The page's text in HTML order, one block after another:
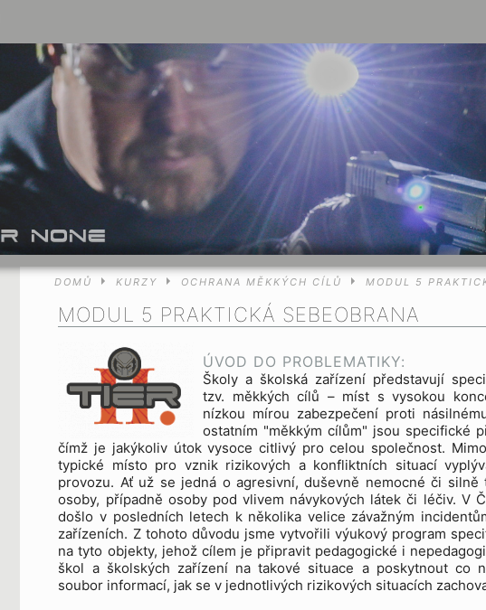
DOMŮ KURZY OCHRANA MĚKKÝCH CÍLŮ MODUL 5
MODUL 5 PRAKTICKÁ SEBEOBRANA
ÚVOD DO PROBLEMATIKY:
Školy a školská zařízení představují
tzv. měkkých cílů – míst s vysokou
nízkou mírou zabezpečení proti
ostatním "měkkým cílům" jsou specifické
čímž je jakýkoliv útok vysoce citlivý pro celou společnost.
typické místo pro vznik rizikových a konfliktních situací
provozu. Ať už se jedná o agresivní, duševně nemocné či silně
osoby, případně osoby pod vlivem návykových látek či léčiv. V
došlo v posledních letech k několika velice závažným
zařízeních. Z tohoto důvodu jsme vytvořili výukový program
na tyto objekty, jehož cílem je připravit pedagogické i
škol a školských zařízení na takové situace a poskytnout co
soubor informací, jak se v jednotlivých rizikových situacích